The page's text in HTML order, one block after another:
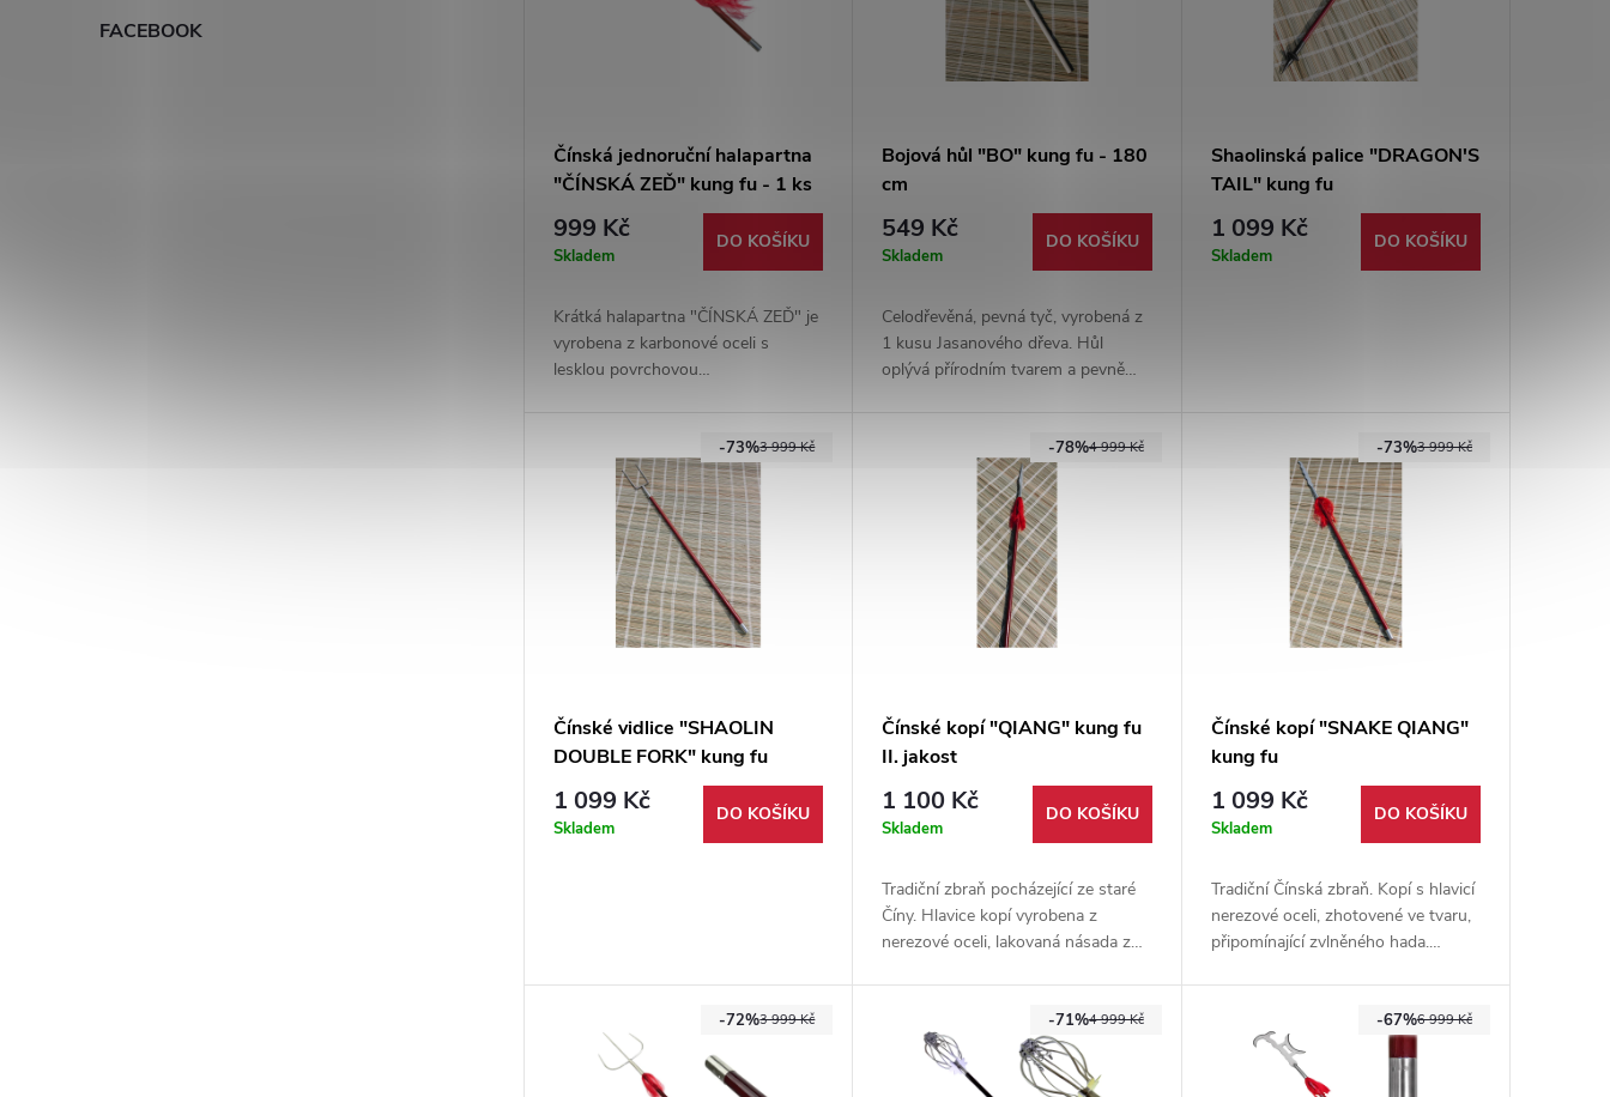
FACEBOOK
Čínská jednoruční halapartna
"ČÍNSKÁ ZEĎ" kung fu - 1 ks
999 Kč
Skladem
DO KOŠÍKU
Krátká halapartna "ČÍNSKÁ ZEĎ" je
vyrobena z karbonové oceli s
lesklou povrchovou
nebo jiných bojových umění.
Bojová hůl "BO" kung fu - 180
cm
549 Kč
Skladem
DO KOŠÍKU
Celodřevěná, pevná tyč, vyrobená z
1 kusu Jasanového dřeva. Hůl
oplývá přírodním tvarem a pevně
Shaolinská palice "DRAGON'S
TAIL" kung fu
1 099 Kč
Skladem
DO KOŠÍKU
3 999 Kč
-73%
Čínské vidlice "SHAOLIN
DOUBLE FORK" kung fu
1 099 Kč
Skladem
DO KOŠÍKU
4 999 Kč
-78%
Čínské kopí "QIANG" kung fu
II. jakost
1 100 Kč
Skladem
DO KOŠÍKU
Tradiční zbraň pocházející ze staré
Číny. Hlavice kopí vyrobena z
nerezové oceli, lakovaná násada z
3 999 Kč
-73%
Čínské kopí "SNAKE QIANG"
kung fu
1 099 Kč
Skladem
DO KOŠÍKU
Tradiční Čínská zbraň. Kopí s hlavicí
nerezové oceli, zhotovené ve tvaru,
připomínající zvlněného hada.
3 999 Kč
-72% 4 999 Kč
-71% 6 999 Kč
-67%